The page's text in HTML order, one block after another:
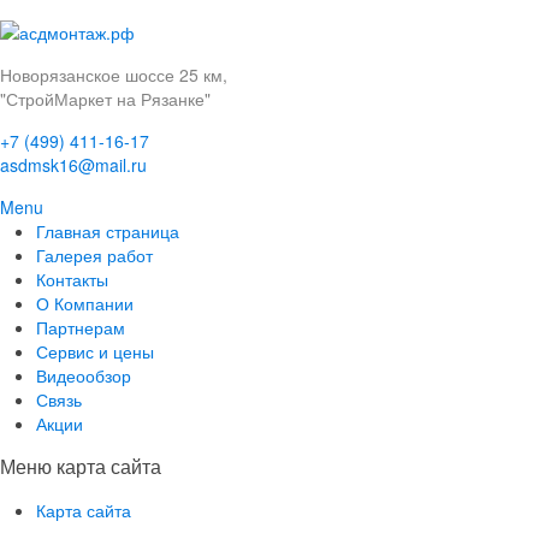
Новорязанское шоссе 25 км,
"СтройМаркет на Рязанке"
+7 (499) 411-16-17
asdmsk16@mail.ru
Menu
Главная страница
Галерея работ
Контакты
О Компании
Партнерам
Сервис и цены
Видеообзор
Связь
Акции
Меню карта сайта
Карта сайта